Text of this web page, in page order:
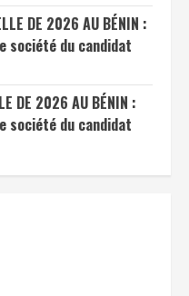
DE 2026 AU BÉNIN :
société du candidat
DE 2026 AU BÉNIN :
société du candidat